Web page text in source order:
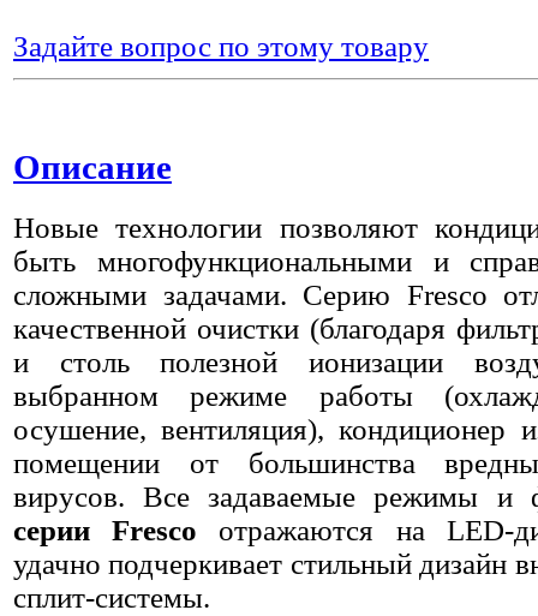
Задайте вопрос по этому товару
Описание
Новые технологии позволяют
быть многофункциональными и
сложными задачами. Серию Fresco
качественной очистки (благодаря
и столь полезной ионизации
выбранном режиме работы
осушение, вентиляция), кондиционер
помещении от большинства
вирусов. Все задаваемые режимы и
серии Fresco отражаются на LED-
удачно подчеркивает стильный дизайн
сплит-системы.